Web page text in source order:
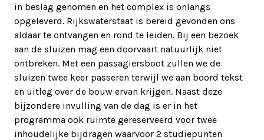
in beslag genomen en het complex is onlangs
opgeleverd. Rijkswaterstaat is bereid gevonden ons
aldaar te ontvangen en rond te leiden. Bij een bezoek
aan de sluizen mag een doorvaart natuurlijk niet
ontbreken. Met een passagiersboot zullen we de
sluizen twee keer passeren terwijl we aan boord tekst
en uitleg over de bouw ervan krijgen. Naast deze
bijzondere invulling van de dag is er in het
programma ook ruimte gereserveerd voor twee
inhoudelijke bijdragen waarvoor 2 studiepunten